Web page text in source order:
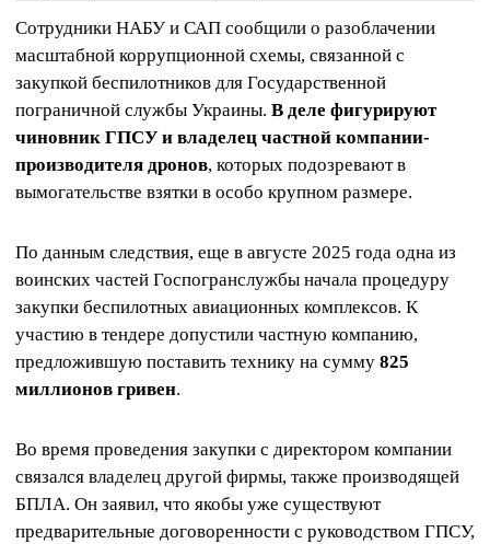
Сотрудники НАБУ и САП сообщили о разоблачении
масштабной коррупционной схемы, связанной с
закупкой беспилотников для Государственной
пограничной службы Украины. В деле фигурируют
чиновник ГПСУ и владелец частной компании-
производителя дронов, которых подозревают в
вымогательстве взятки в особо крупном размере.
По данным следствия, еще в августе 2025 года одна из
воинских частей Госпогранслужбы начала процедуру
закупки беспилотных авиационных комплексов. К
участию в тендере допустили частную компанию,
предложившую поставить технику на сумму 825
миллионов гривен.
Во время проведения закупки с директором компании
связался владелец другой фирмы, также производящей
БПЛА. Он заявил, что якобы уже существуют
предварительные договоренности с руководством ГПСУ,